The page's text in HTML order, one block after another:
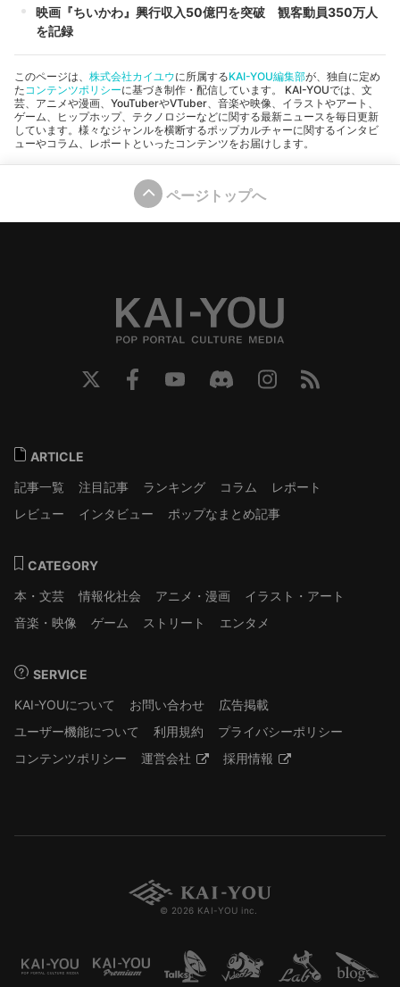
映画『ちいかわ』興行収入50億円を突破 観客動員350万人
を記録
このページは、 株式会社カイユウに所属するKAI-YOU編集部が、独自に定め
た コンテンツポリシーに基づき制作・配信しています。 KAI-YOUでは、文
芸、アニメや漫画、YouTuberやVTuber、音楽や映像、イラストやアート、
ゲーム、ヒップホップ、テクノロジーなどに関する最新ニュースを毎日更新
しています。様々なジャンルを横断するポップカルチャーに関するインタビ
ューやコラム、レポートといったコンテンツをお届けします。
ページトップへ
ARTICLE
記事一覧
注目記事 ランキング コラム
レポート
レビュー
インタビュー ポップなまとめ記事
CATEGORY
本・文芸
情報化社会 アニメ・漫画
イラスト・アート
音楽・映像
ゲーム ストリート エンタメ
SERVICE
KAI-YOUについて
お問い合わせ
広告掲載
ユーザー機能について
利用規約
プライバシーポリシー
コンテンツポリシー
運営会社 採用情報
© 2026 KAI-YOU inc.